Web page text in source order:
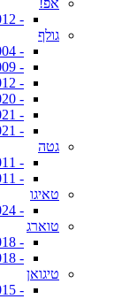
אפ!
- 2012+
גולף
- 1997-2004 (MK4)
- 2004-2009 (MK5)
- 2009-2012 (MK6)
- 2013-2020 (MK7)
- 2021+ (MK8)
- 2021+ (MK8 GTI)
גטה
- 2005-2011
- 2011+
טאיגו
- 2024+
טוארג
- 2010-2018
- 2018+
טיגואן
- 2007-2015